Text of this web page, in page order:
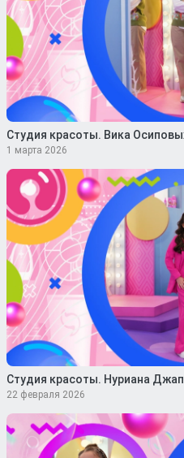
Студия красоты. Вика
1 марта 2026
Студия красоты. Нуриана
22 февраля 2026